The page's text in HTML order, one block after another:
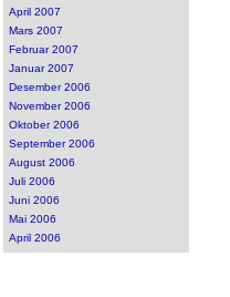
April 2007
Mars 2007
Februar 2007
Januar 2007
Desember 2006
November 2006
Oktober 2006
September 2006
August 2006
Juli 2006
Juni 2006
Mai 2006
April 2006